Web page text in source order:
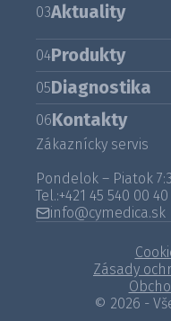
03Aktuality
04Produkty
05Diagnostika
06Kontakty
Zákaznícky servis
Pondelok – Piatok
Tel.:+421 45 540 00 40
info@cymedica.sk
© 2026 -
Zásady